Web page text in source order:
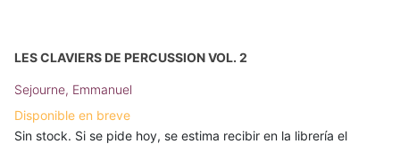
LES CLAVIERS DE PERCUSSION VOL. 2
Sejourne, Emmanuel
Disponible en breve
Sin stock. Si se pide hoy, se estima recibir en la librería el